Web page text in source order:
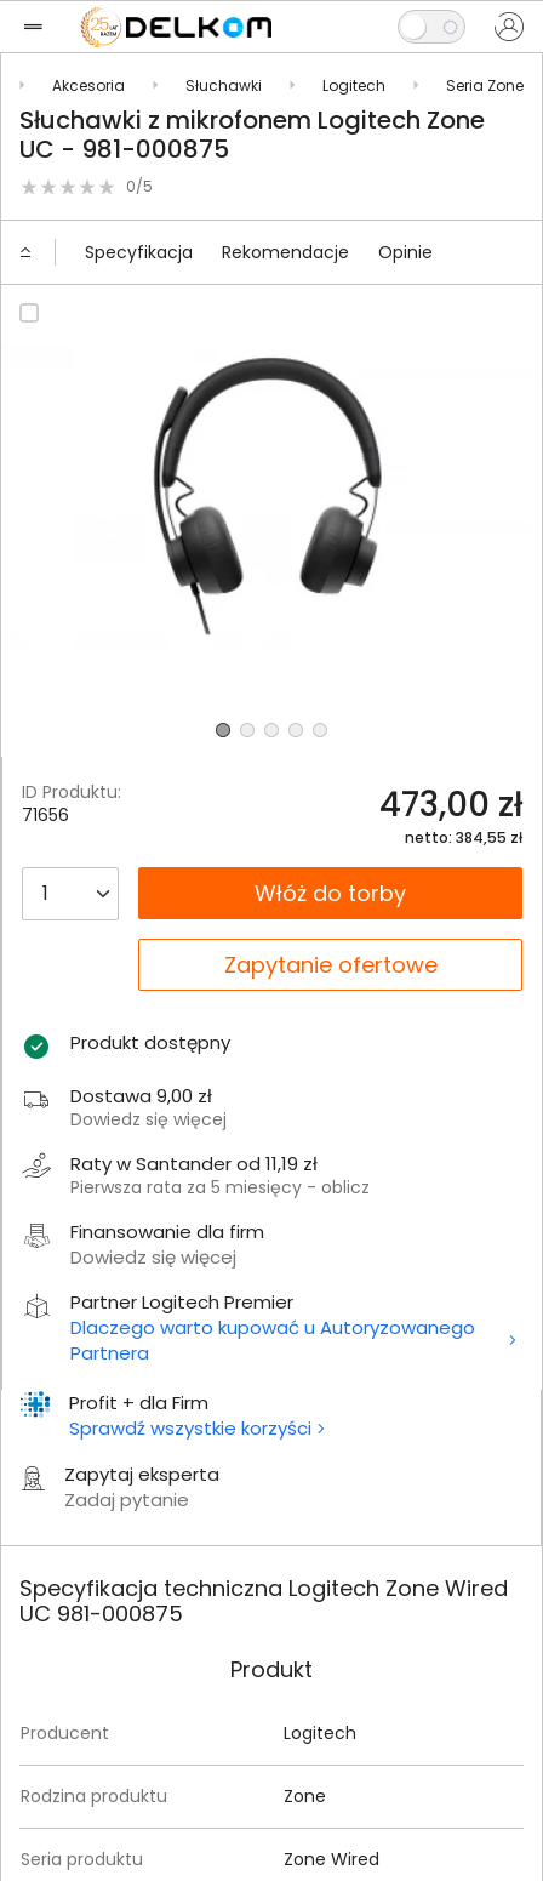
Akcesoria Słuchawki Logitech Seria Zone
Słuchawki z mikrofonem Logitech Zone
UC - 981-000875
0/5
Specyfikacja Rekomendacje Opinie
Profit + dla Firm
Sprawdź wszystkie korzyści
Zapytaj eksperta
Zadaj pytanie
ID Produktu:
71656
473,00 zł
netto: 384,55 zł
__B2C.PRODUCT.QUANTITYWłóż do torby
Zapytanie ofertowe
Produkt dostępny
Dostawa 9,00 zł
Dowiedz się więcej
Raty w Santander od 11,19 zł
Pierwsza rata za 5 miesięcy - oblicz
Finansowanie dla firm
Dowiedz się więcej
Partner Logitech Premier
Dlaczego warto kupować u Autoryzowanego
Partnera
Specyfikacja techniczna Logitech Zone Wired
UC 981-000875
Produkt
Producent Logitech
Rodzina produktu Zone
Seria produktu Zone Wired